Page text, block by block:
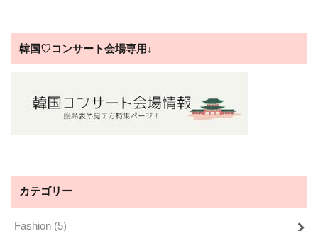
韓国♡コンサート会場専用↓
カテゴリー
Fashion (5)